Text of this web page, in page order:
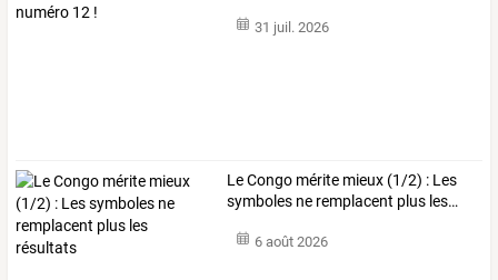
31 juil. 2026
LeCongo mérite mieux (1/2) : Les
symboles ne remplacent plus les…
6 août 2026